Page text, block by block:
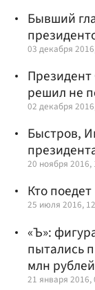
Бывший
03 декабря
решил не
02 декабря
Быстров,
20 ноября 2016,
Кто
25 июля 2016,
«Ъ»:
пытались
млн рублей
21 января 2016,